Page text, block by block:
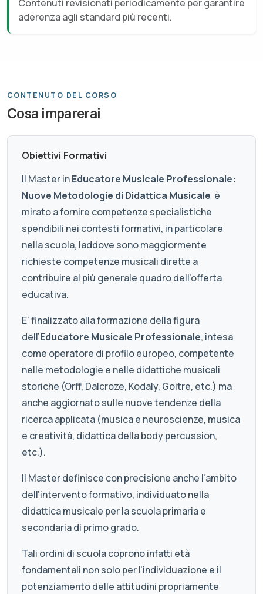
Contenuti revisionati periodicamente per garantire
aderenza agli standard più recenti.
CONTENUTO DEL CORSO
Cosa imparerai
Obiettivi Formativi
Il Master inEducatore Musicale Professionale:
Nuove Metodologie di Didattica Musicale è
mirato a fornire competenze specialistiche
spendibili nei contesti formativi, in particolare
nella scuola, laddove sono maggiormente
richieste competenze musicali dirette a
contribuire al più generale quadro dell’offerta
educativa.
E’ finalizzato alla formazione della figura
dell’Educatore Musicale Professionale, intesa
come operatore di profilo europeo, competente
nelle metodologie e nelle didattiche musicali
storiche (Orff, Dalcroze, Kodaly, Goitre, etc.) ma
anche aggiornato sulle nuove tendenze della
ricerca applicata (musica e neuroscienze, musica
e creatività, didattica della body percussion,
etc.).
Il Master definisce con precisione anche l’ambito
dell’intervento formativo, individuato nella
didattica musicale per la scuola primaria e
secondaria di primo grado.
Tali ordini di scuola coprono infatti età
fondamentali non solo per l’individuazione e il
potenziamento delle attitudini propriamente